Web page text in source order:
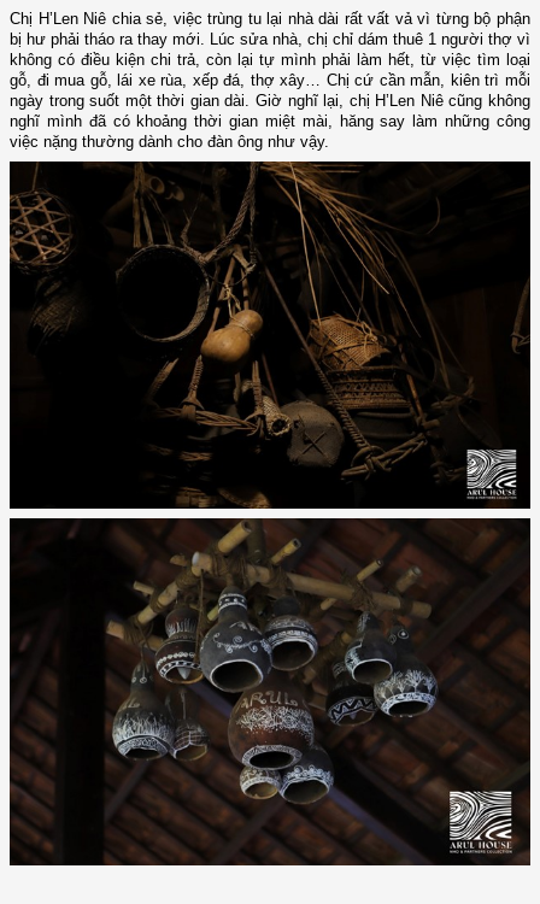
Chị H’Len Niê chia sẻ, việc trùng tu lại nhà dài rất vất vả vì từng bộ phận
bị hư phải tháo ra thay mới. Lúc sửa nhà, chị chỉ dám thuê 1 người thợ vì
không có điều kiện chi trả, còn lại tự mình phải làm hết, từ việc tìm loại
gỗ, đi mua gỗ, lái xe rùa, xếp đá, thợ xây… Chị cứ cần mẫn, kiên trì mỗi
ngày trong suốt một thời gian dài. Giờ nghĩ lại, chị H’Len Niê cũng không
nghĩ mình đã có khoảng thời gian miệt mài, hăng say làm những công
việc nặng thường dành cho đàn ông như vậy.